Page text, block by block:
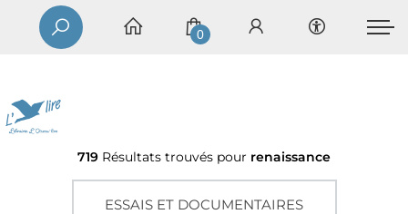
0
719 Résultats trouvés pour renaissance
ESSAIS ET DOCUMENTAIRES